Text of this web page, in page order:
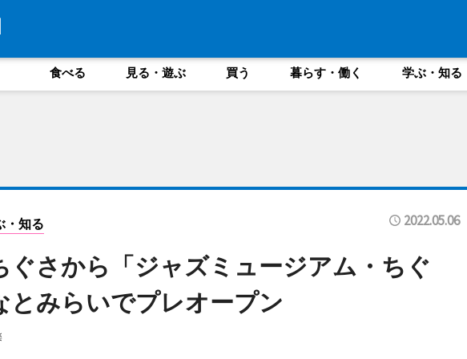
食べる 見る・遊ぶ 買う 暮らす・働く 学ぶ・知る
・知る 2022.05.06
ぐさから「ジャズミュージアム・ちぐ
みらいでプレオープン